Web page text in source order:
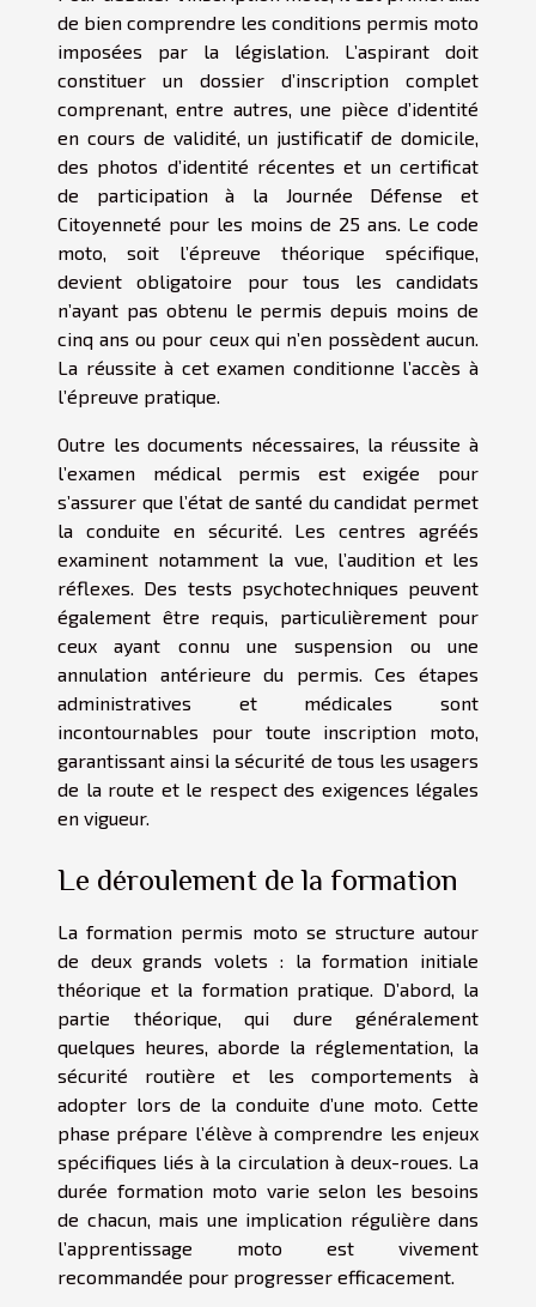
de bien comprendre les conditions permis moto
imposées par la législation. L’aspirant doit
constituer un dossier d’inscription complet
comprenant, entre autres, une pièce d’identité
en cours de validité, un justificatif de domicile,
des photos d’identité récentes et un certificat
de participation à la Journée Défense et
Citoyenneté pour les moins de 25 ans. Le code
moto, soit l’épreuve théorique spécifique,
devient obligatoire pour tous les candidats
n’ayant pas obtenu le permis depuis moins de
cinq ans ou pour ceux qui n’en possèdent aucun.
La réussite à cet examen conditionne l’accès à
l’épreuve pratique.
Outre les documents nécessaires, la réussite à
l’examen médical permis est exigée pour
s’assurer que l’état de santé du candidat permet
la conduite en sécurité. Les centres agréés
examinent notamment la vue, l’audition et les
réflexes. Des tests psychotechniques peuvent
également être requis, particulièrement pour
ceux ayant connu une suspension ou une
annulation antérieure du permis. Ces étapes
administratives et médicales sont
incontournables pour toute inscription moto,
garantissant ainsi la sécurité de tous les usagers
de la route et le respect des exigences légales
en vigueur.
Le déroulement de la formation
La formation permis moto se structure autour
de deux grands volets : la formation initiale
théorique et la formation pratique. D’abord, la
partie théorique, qui dure généralement
quelques heures, aborde la réglementation, la
sécurité routière et les comportements à
adopter lors de la conduite d’une moto. Cette
phase prépare l’élève à comprendre les enjeux
spécifiques liés à la circulation à deux-roues. La
durée formation moto varie selon les besoins
de chacun, mais une implication régulière dans
l’apprentissage moto est vivement
recommandée pour progresser efficacement.